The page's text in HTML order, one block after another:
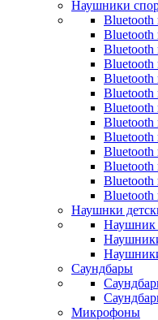
Наушники
Bluetooth
Bluetooth
Bluetooth
Bluetooth
Bluetooth
Bluetooth
Bluetooth
Bluetooth
Bluetooth
Bluetooth
Bluetooth
Bluetooth
Наушнки
Наушник
Саундбары
Микрофоны